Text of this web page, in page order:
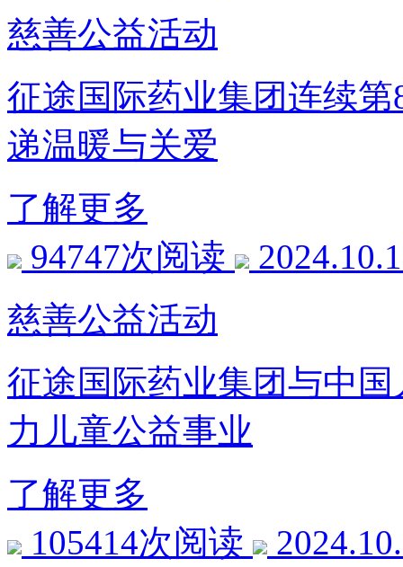
慈善公益活动
征途国际药业集团连续
递温暖与关爱
了解更多
94747次阅读
慈善公益活动
征途国际药业集团与中
力儿童公益事业
了解更多
105414次阅读